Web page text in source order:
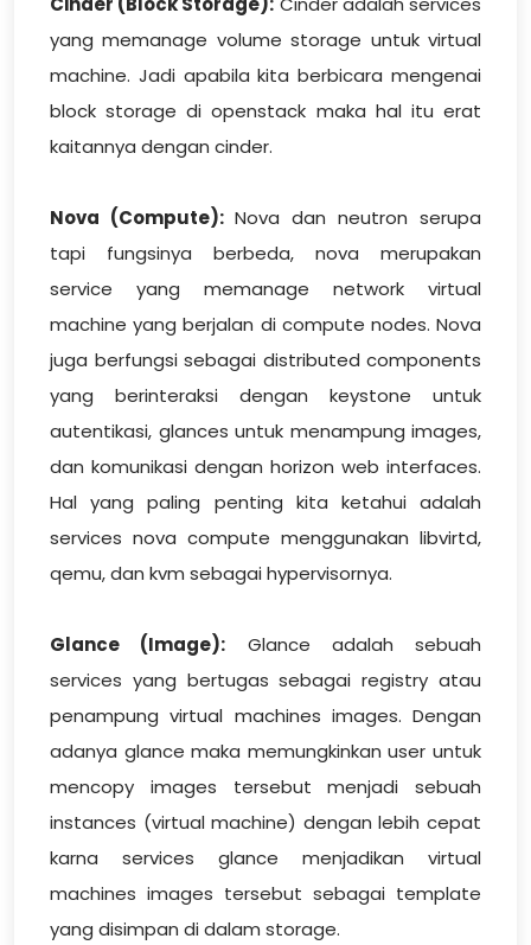
yang memanage volume storage untuk virtual
machine. Jadi apabila kita berbicara mengenai
block storage di openstack maka hal itu erat
kaitannya dengan cinder.
Nova (Compute): Nova dan neutron serupa
tapi fungsinya berbeda, nova merupakan
service yang memanage network virtual
machine yang berjalan di compute nodes. Nova
juga berfungsi sebagai distributed components
yang berinteraksi dengan keystone untuk
autentikasi, glances untuk menampung images,
dan komunikasi dengan horizon web interfaces.
Hal yang paling penting kita ketahui adalah
services nova compute menggunakan libvirtd,
qemu, dan kvm sebagai hypervisornya.
Glance (Image): Glance adalah sebuah
services yang bertugas sebagai registry atau
penampung virtual machines images. Dengan
adanya glance maka memungkinkan user untuk
mencopy images tersebut menjadi sebuah
instances (virtual machine) dengan lebih cepat
karna services glance menjadikan virtual
machines images tersebut sebagai template
yang disimpan di dalam storage.